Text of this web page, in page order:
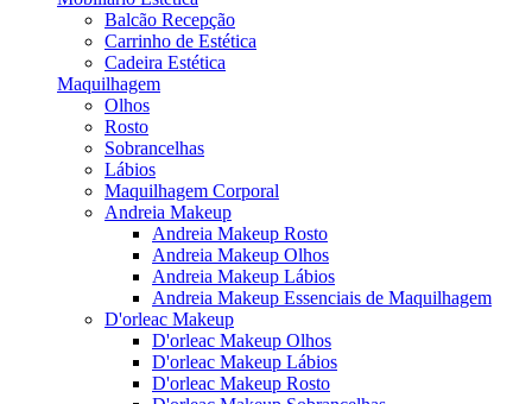
Balcão Recepção
Carrinho de Estética
Cadeira Estética
Maquilhagem
Olhos
Rosto
Sobrancelhas
Lábios
Maquilhagem Corporal
Andreia Makeup
Andreia Makeup Rosto
Andreia Makeup Olhos
Andreia Makeup Lábios
Andreia Makeup Essenciais de Maquilhagem
D'orleac Makeup
D'orleac Makeup Olhos
D'orleac Makeup Lábios
D'orleac Makeup Rosto